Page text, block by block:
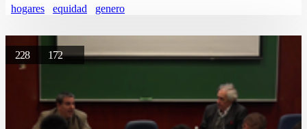
hogares equidad genero
228 172